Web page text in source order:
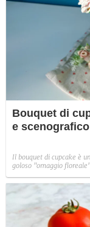
Bouquet di
e scenografico
Il bouquet di cupcake è
goloso "omaggio